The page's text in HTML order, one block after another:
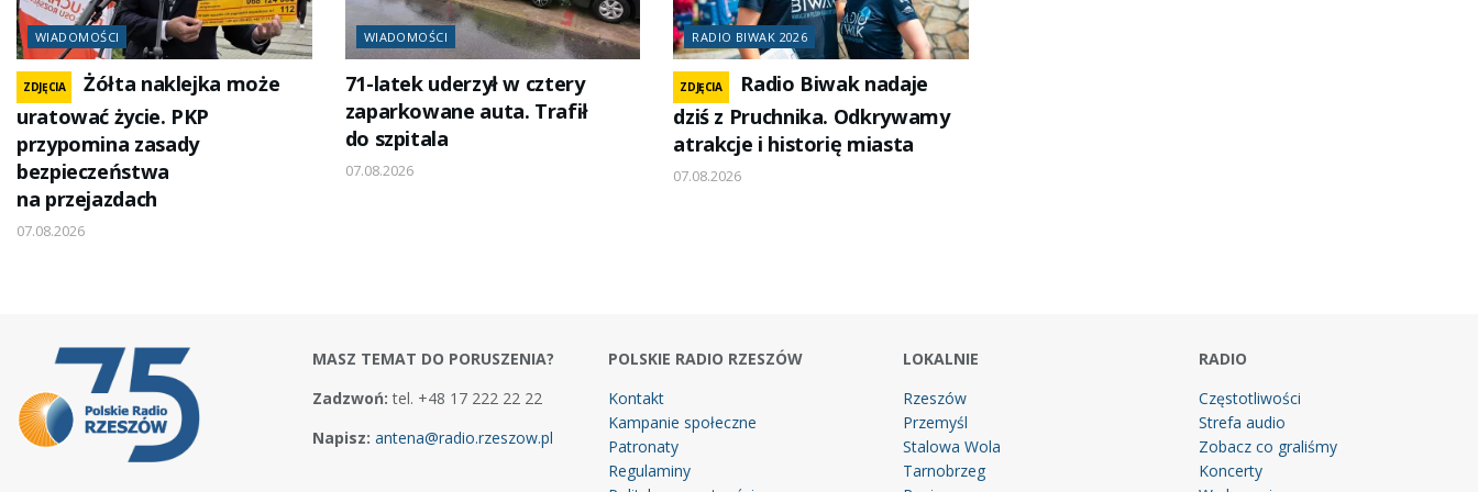
WIADOMOŚCI
ZDJĘCIA
Żółta naklejka może
uratować życie. PKP
przypomina zasady
bezpieczeństwa
na przejazdach
07.08.2026
WIADOMOŚCI
71-latek uderzył w cztery
zaparkowane auta. Trafił
do szpitala
07.08.2026
RADIO BIWAK 2026
ZDJĘCIA
Radio Biwak nadaje
dziś z Pruchnika. Odkrywamy
atrakcje i historię miasta
07.08.2026
MASZ TEMAT DO PORUSZENIA?
Zadzwoń: tel. +48 17 222 22 22
Napisz: antena@radio.rzeszow.pl
POLSKIE RADIO RZESZÓW
Kontakt
Kampanie społeczne
Patronaty
Regulaminy
LOKALNIE
Rzeszów
Przemyśl
Stalowa Wola
Tarnobrzeg
RADIO
Częstotliwości
Strefa audio
Zobacz co graliśmy
Koncerty